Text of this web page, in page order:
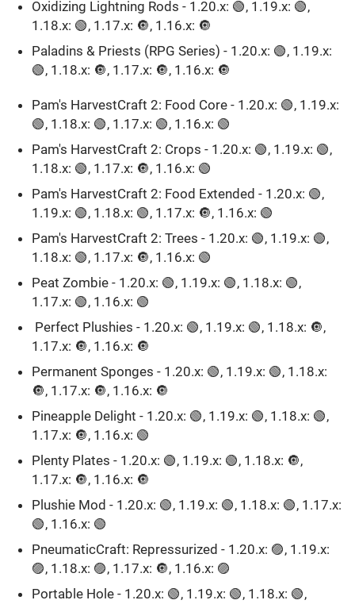
Oxidizing Lightning Rods - 1.20.x: 🟢, 1.19.x: 🟢,
1.18.x: 🟢, 1.17.x: 🔘, 1.16.x: 🔘
Paladins & Priests (RPG Series) - 1.20.x: 🟢, 1.19.x:
🟢, 1.18.x: 🔘, 1.17.x: 🔘, 1.16.x: 🔘
Pam's HarvestCraft 2: Food Core - 1.20.x: 🟢, 1.19.x:
🟢, 1.18.x: 🟢, 1.17.x: 🟢, 1.16.x: 🟢
Pam's HarvestCraft 2: Crops - 1.20.x: 🟢, 1.19.x: 🟢,
1.18.x: 🟢, 1.17.x: 🔘, 1.16.x: 🟢ㅤ
Pam's HarvestCraft 2: Food Extended - 1.20.x: 🟢,
1.19.x: 🟢, 1.18.x: 🟢, 1.17.x: 🔘, 1.16.x: 🟢
Pam's HarvestCraft 2: Trees - 1.20.x: 🟢, 1.19.x: 🟢,
1.18.x: 🟢, 1.17.x: 🔘, 1.16.x: 🟢ㅤ
Peat Zombie - 1.20.x: 🟢, 1.19.x: 🟢, 1.18.x: 🟢,
1.17.x: 🟢, 1.16.x: 🟢ㅤ
Perfect Plushies - 1.20.x: 🟢, 1.19.x: 🟢, 1.18.x: 🔘,
1.17.x: 🔘, 1.16.x: 🔘ㅤ
Permanent Sponges - 1.20.x: 🟢, 1.19.x: 🟢, 1.18.x:
🔘, 1.17.x: 🔘, 1.16.x: 🔘ㅤ
Pineapple Delight - 1.20.x: 🟢, 1.19.x: 🟢, 1.18.x: 🟢,
1.17.x: 🔘, 1.16.x: 🟢
Plenty Plates - 1.20.x: 🟢, 1.19.x: 🟢, 1.18.x: 🔘,
1.17.x: 🔘, 1.16.x: 🔘
Plushie Mod - 1.20.x: 🟢, 1.19.x: 🟢, 1.18.x: 🟢, 1.17.x:
🟢, 1.16.x: 🟢
PneumaticCraft: Repressurized - 1.20.x: 🟣, 1.19.x:
🟣, 1.18.x: 🟣, 1.17.x: 🔘, 1.16.x: 🟣
Portable Hole - 1.20.x: 🟢, 1.19.x: 🟢, 1.18.x: 🟢,